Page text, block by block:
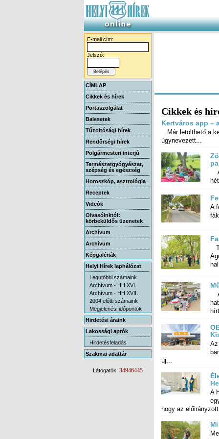
E-mail cím:
Jelszó:
CÍMLAP
Cikkek és hírek
Portaszolgálat
Balesetek
Tűzoltósági hírek
Rendőrségi hírek
Polgármesteri interjú
Természetgyógyászat,
szépség és egészség
Horoszkóp, asztrológia
Receptek
Videók
Olvasóinktól:
körbeküldős üzenetek
Archívum
Archívum
Képgalériák
Helyi Hírek laphálózat
Legutóbbi számaink
Archívum - HH XVI.
Archívum - HH XVII.
2004 előtti számaink
Megjelenési időpontok
Hirdetési áraink
Lakossági aprók
Hirdetésfeladás
Szakmai adattár
Látogatók: 34946445
Cikkek és
Kertváros app –
Már letölthető a
úgynevezett...
A
Az
új...
A
hogy az